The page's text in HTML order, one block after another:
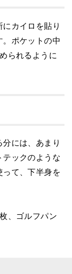
カイロを貼り
ポケットの中
られるように
には、あまり
ックのような
て、下半身を
、ゴルフパン